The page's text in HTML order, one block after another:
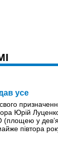
усе
Юрій
(площею у
майже півтора